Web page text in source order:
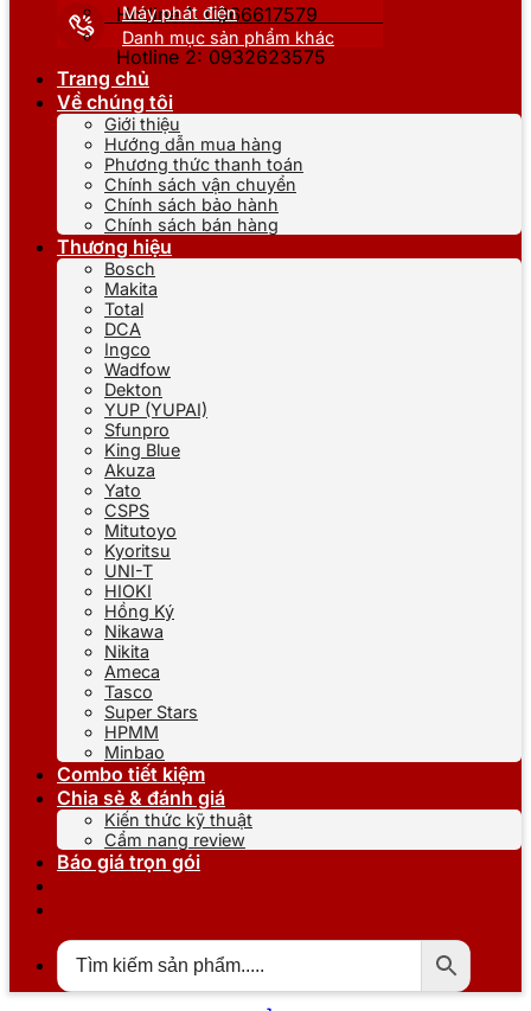
Hotline 1: 0866617579
Hotline 2: 0932623575
Máy phát điện
Danh mục sản phẩm khác
Trang chủ
Về chúng tôi
Giới thiệu
Hướng dẫn mua hàng
Phương thức thanh toán
Chính sách vận chuyển
Chính sách bảo hành
Chính sách bán hàng
Thương hiệu
Bosch
Makita
Total
DCA
Ingco
Wadfow
Dekton
YUP (YUPAI)
Sfunpro
King Blue
Akuza
Yato
CSPS
Mitutoyo
Kyoritsu
UNI-T
HIOKI
Hồng Ký
Nikawa
Nikita
Ameca
Tasco
Super Stars
HPMM
Minbao
Combo tiết kiệm
Chia sẻ & đánh giá
Kiến thức kỹ thuật
Cẩm nang review
Báo giá trọn gói